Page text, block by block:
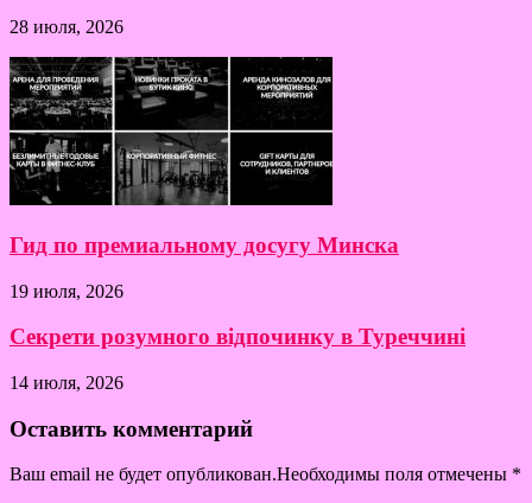
28 июля, 2026
Гид по премиальному досугу Минска
19 июля, 2026
Секрети розумного відпочинку в Туреччині
14 июля, 2026
Оставить комментарий
Ваш email не будет опубликован.Необходимы поля отмечены *